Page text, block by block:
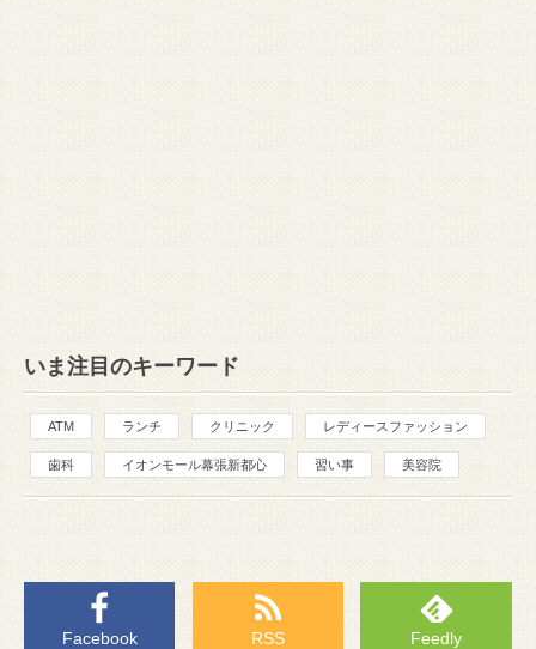
いま注目のキーワード
ATM ランチ クリニック レディースファッション
歯科 イオンモール幕張新都心 習い事 美容院
Facebook RSS Feedly